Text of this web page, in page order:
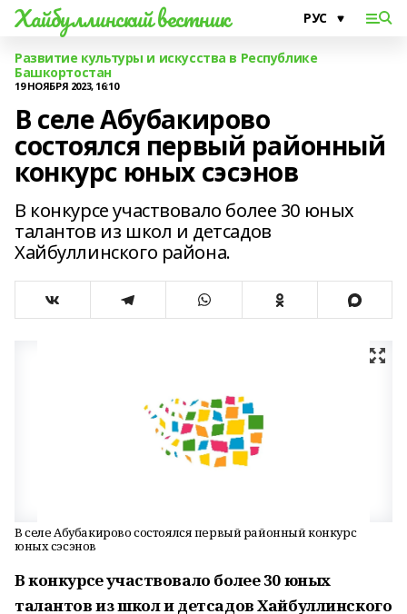
Хайбуллинский вестник
Развитие культуры и искусства в Республике
Башкортостан
19 НОЯБРЯ 2023, 16:10
В селе Абубакирово
состоялся первый районный
конкурс юных сэсэнов
В конкурсе участвовало более 30 юных
талантов из школ и детсадов
Хайбуллинского района.
В селе Абубакирово состоялся первый районный конкурс
юных сэсэнов
В конкурсе участвовало более 30 юных
талантов из школ и детсадов Хайбуллинского